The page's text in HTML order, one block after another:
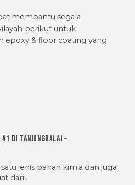
membantu segala
berikut untuk
epoxy & floor coating yang
di Tanjungbalai –
jenis bahan kimia dan juga
dari…